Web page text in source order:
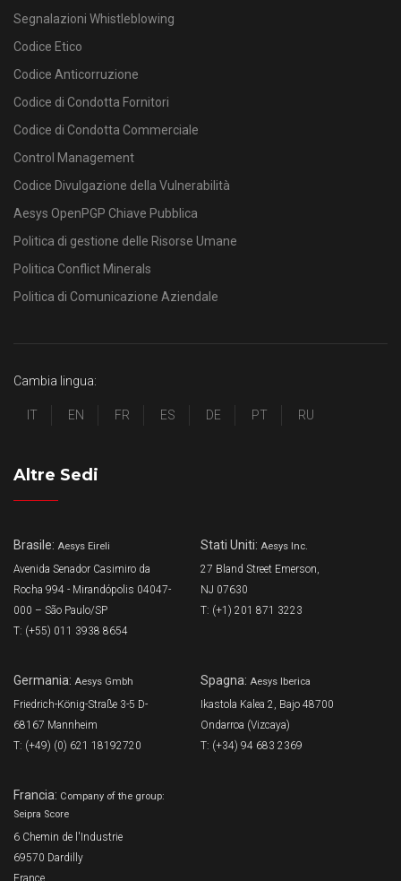
Segnalazioni Whistleblowing
Codice Etico
Codice Anticorruzione
Codice di Condotta Fornitori
Codice di Condotta Commerciale
Control Management
Codice Divulgazione della Vulnerabilità
Aesys OpenPGP Chiave Pubblica
Politica di gestione delle Risorse Umane
Politica Conflict Minerals
Politica di Comunicazione Aziendale
Cambia lingua:
IT EN FR ES DE PT RU
Altre Sedi
Brasile: Aesys Eireli
Avenida Senador Casimiro da
Rocha 994 - Mirandópolis 04047-
000 – São Paulo/SP
T: (+55) 011 3938 8654
Stati Uniti: Aesys Inc.
27 Bland Street Emerson,
NJ 07630
T: (+1) 201 871 3223
Germania: Aesys Gmbh
Friedrich-König-Straße 3-5 D-
68167 Mannheim
T: (+49) (0) 621 18192720
Spagna: Aesys Iberica
Ikastola Kalea 2, Bajo 48700
Ondarroa (Vizcaya)
T: (+34) 94 683 2369
Francia: Company of the group:
Seipra Score
6 Chemin de l'Industrie
69570 Dardilly